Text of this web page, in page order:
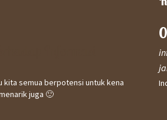
kita semua berpotensi untuk kena
juga 🙂